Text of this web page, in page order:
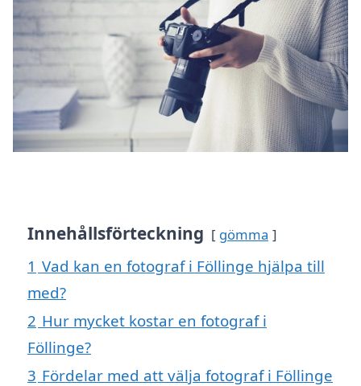
Innehållsförteckning gömma
1 Vad kan en fotograf i Föllinge hjälpa till
med?
2 Hur mycket kostar en fotograf i
Föllinge?
3 Fördelar med att välja fotograf i Föllinge